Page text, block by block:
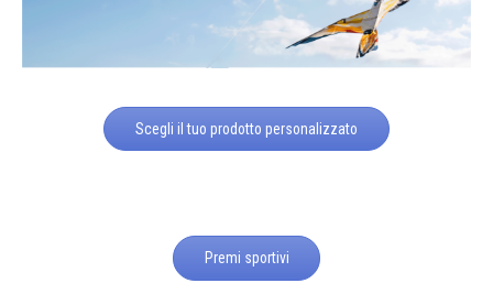
Scegli il tuo prodotto personalizzato
Premi sportivi